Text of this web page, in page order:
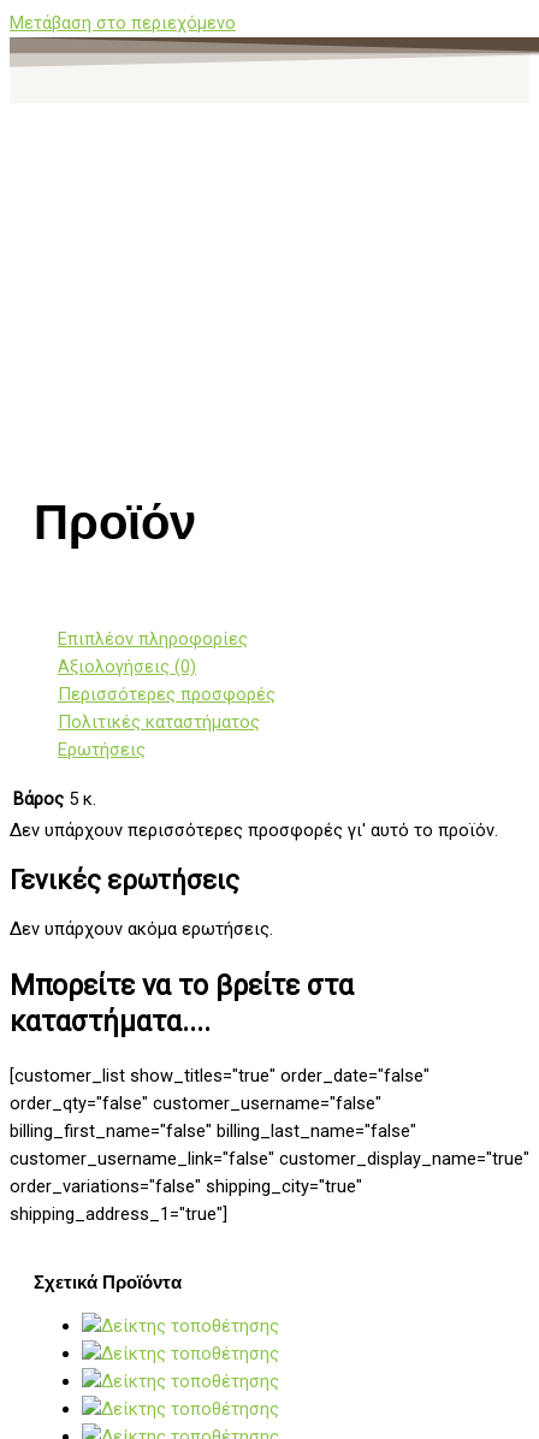
Μετάβαση στο περιεχόμενο
Προϊόν
Επιπλέον πληροφορίες
Αξιολογήσεις (0)
Περισσότερες προσφορές
Πολιτικές καταστήματος
Ερωτήσεις
Βάρος 5 κ.
Δεν υπάρχουν περισσότερες προσφορές γι' αυτό το προϊόν.
Γενικές ερωτήσεις
Δεν υπάρχουν ακόμα ερωτήσεις.
Μπορείτε να το βρείτε στα
καταστήματα....
[customer_list show_titles="true" order_date="false"
order_qty="false" customer_username="false"
billing_first_name="false" billing_last_name="false"
customer_username_link="false" customer_display_name="true"
order_variations="false" shipping_city="true"
shipping_address_1="true"]
Σχετικά Προϊόντα